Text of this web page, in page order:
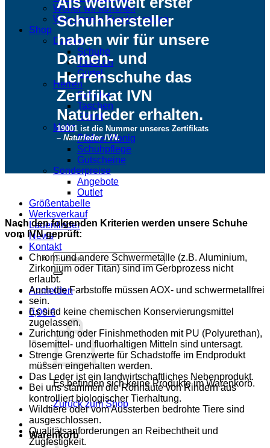
Woher wir kommen
Was unsere Kunden sagen
Shop
Damen
Schuhe
Taschen
Gürtel
Herren
Schuhe
Taschen
Gürtel
Mehr
Pfälzer Honig
Schuhpflege
Gutscheine
Sonderpreise
Angebote
Outlet
Größentabelle
Werksverkauf
Ladenfinder
News
Kontakt
Suche
nach:
Anmelden
0,00€
Es befinden sich keine Produkte im Warenkorb.
Zurück zum Shop
Warenkorb
Schuhhersteller
haben wir für unsere
Damen- und
Herrenschuhe das
Zertifikat IVN
Naturleder erhalten.
19001 ist die Nummer unseres Zertifikats
–Naturleder IVN.
Nach den folgenden Kriterien werden unsere Schuhe
vom IVN geprüft:
Chrom und andere Schwermetalle (z.B. Aluminium,
Zirkonium oder Titan) sind im Gerbprozess nicht
erlaubt.
Auch die Farbstoffe müssen AOX- und schwermetallfrei
sein.
Es sind keine chemischen Konservierungsmittel
zugelassen.
Zurichtung oder Finishmethoden mit PU (Polyurethan),
lösemittel- und fluorhaltigen Mitteln sind untersagt.
Strenge Grenzwerte für Schadstoffe im Endprodukt
müssen eingehalten werden.
Das Leder ist ein landwirtschaftliches Nebenprodukt.
Bei uns stammen die Rohhäute von Rindern aus
kontrolliert biologischer Tierhaltung.
Wildtiere oder vom Aussterben bedrohte Tiere sind
ausgeschlossen.
Qualitätsanforderungen an Reibechtheit und
Zugfestigkeit.